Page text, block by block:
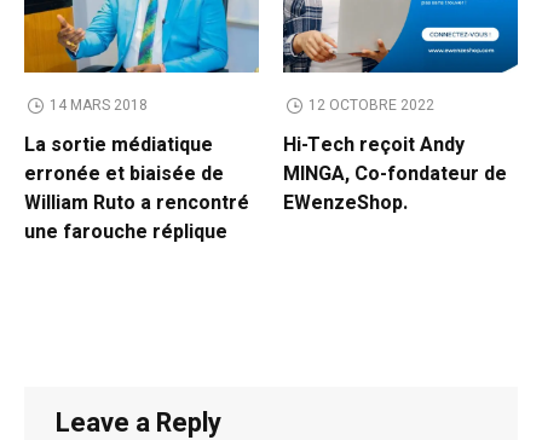
14 MARS 2018
La sortie médiatique
erronée et biaisée de
William Ruto a rencontré
une farouche réplique
12 OCTOBRE 2022
Hi-Tech reçoit Andy
MINGA, Co-fondateur de
EWenzeShop.
Leave a Reply